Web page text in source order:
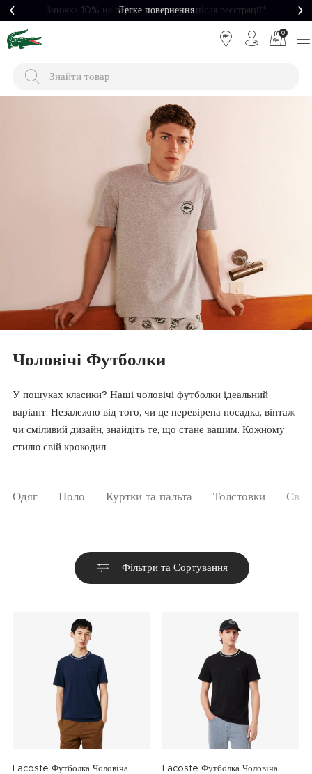
Легке повернення
0
Чоловічі Футболки
У пошуках класики? Наші чоловічі футболки ідеальний
варіант. Незалежно від того, чи це перевірена посадка, вінтаж
чи сміливий дизайн, знайдіть те, що стане вашим. Кожному
стилю свій крокодил.
Одяг Поло Куртки та пальта Толстовки
Фільтри та Сортування
Lacoste Футболка Чоловіча
Lacoste Футболка Чоловіча